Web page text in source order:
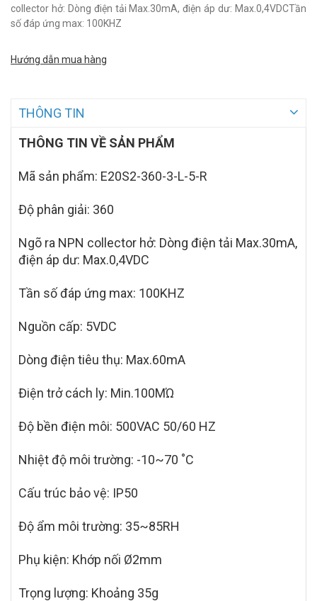
collector hở: Dòng điện tải Max.30mA, điện áp dư: Max.0,4VDCTần
số đáp ứng max: 100KHZ
Hướng dẫn mua hàng
THÔNG TIN
THÔNG TIN VỀ SẢN PHẨM
Mã sản phẩm: E20S2-360-3-L-5-R
Độ phân giải: 360
Ngõ ra NPN collector hở: Dòng điện tải Max.30mA,
điện áp dư: Max.0,4VDC
Tần số đáp ứng max: 100KHZ
Nguồn cấp: 5VDC
Dòng điện tiêu thụ: Max.60mA
Điện trở cách ly: Min.100MΏ
Độ bền điện môi: 500VAC 50/60 HZ
Nhiệt độ môi trường: -10~70 ˚C
Cấu trúc bảo vệ: IP50
Độ ẩm môi trường: 35~85RH
Phụ kiện: Khớp nối Ø2mm
Trọng lượng: Khoảng 35g